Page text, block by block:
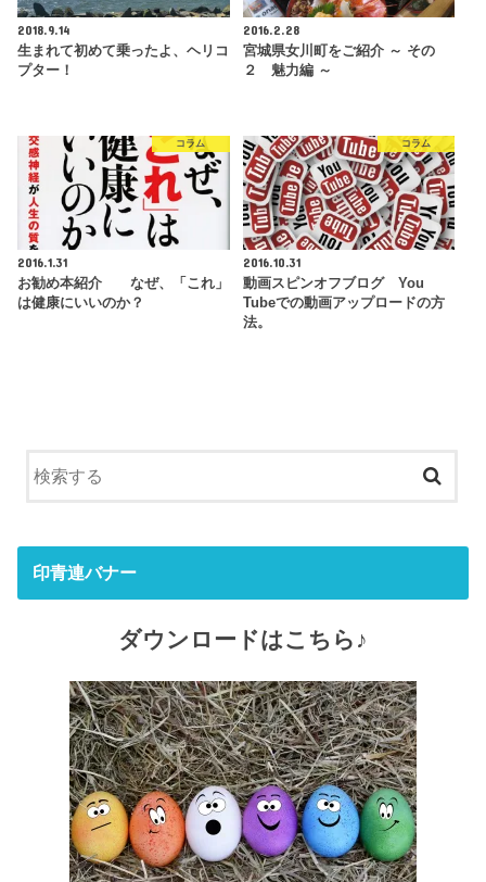
2018.9.14
生まれて初めて乗ったよ、ヘリコ
プター！
2016.2.28
宮城県女川町をご紹介 ～ その
２ 魅力編 ～
コラム
2016.1.31
お勧め本紹介 なぜ、「これ」
は健康にいいのか？
コラム
2016.10.31
動画スピンオフブログ You
Tubeでの動画アップロードの方
法。
印青連バナー
ダウンロードはこちら♪